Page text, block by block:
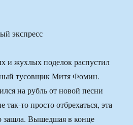
экспресс
и жухлых поделок распустил
тусовщик Митя Фомин.
на рубль от новой песни
так-то просто отбрехаться, эта
зашла. Вышедшая в конце